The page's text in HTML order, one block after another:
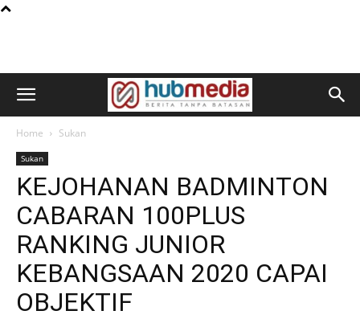
Home Sukan
Sukan
KEJOHANAN BADMINTON
CABARAN 100PLUS
RANKING JUNIOR
KEBANGSAAN 2020 CAPAI
OBJEKTIF